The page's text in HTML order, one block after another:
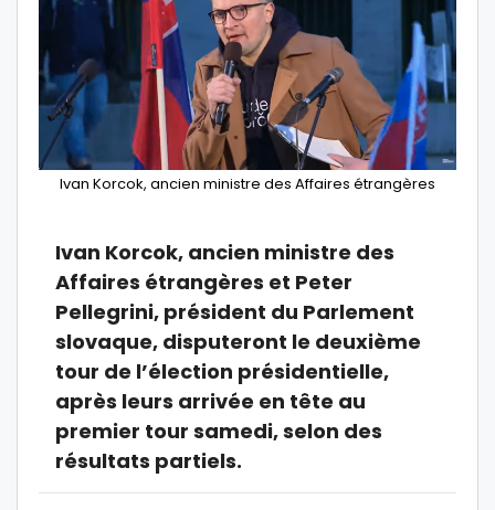
Ivan Korcok, ancien ministre des Affaires étrangères
Ivan Korcok, ancien ministre des
Affaires étrangères et Peter
Pellegrini, président du Parlement
slovaque, disputeront le deuxième
tour de l’élection présidentielle,
après leurs arrivée en tête au
premier tour samedi, selon des
résultats partiels.